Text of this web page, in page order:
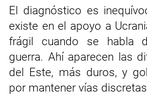
El diagnóstico es
existe en el apoyo a
frágil cuando se habla
guerra. Ahí aparecen las
del Este, más duros, y
por mantener vías